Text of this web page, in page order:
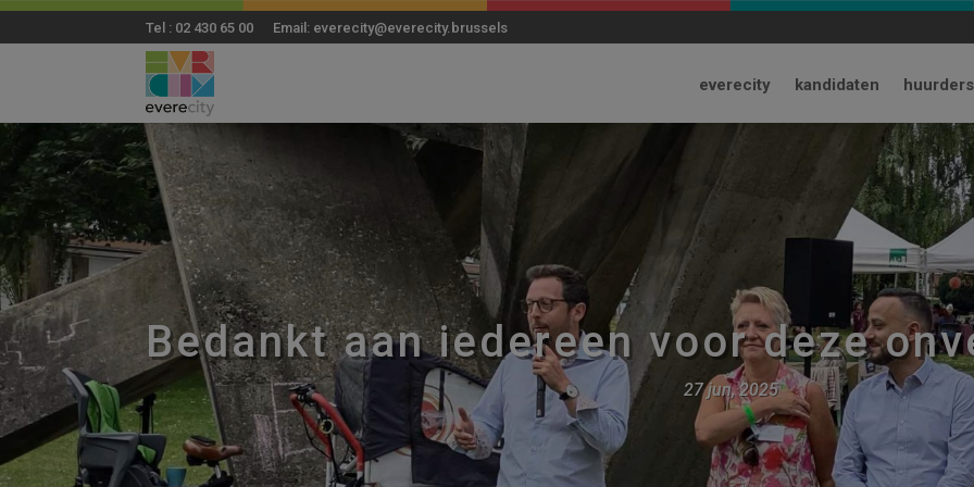
Tel : 02 430 65 00 Email: everecity@everecity.brussels
everecity kandidaten huurders
Bedankt aan iedereen voor deze
27 jun, 2025
modal-check